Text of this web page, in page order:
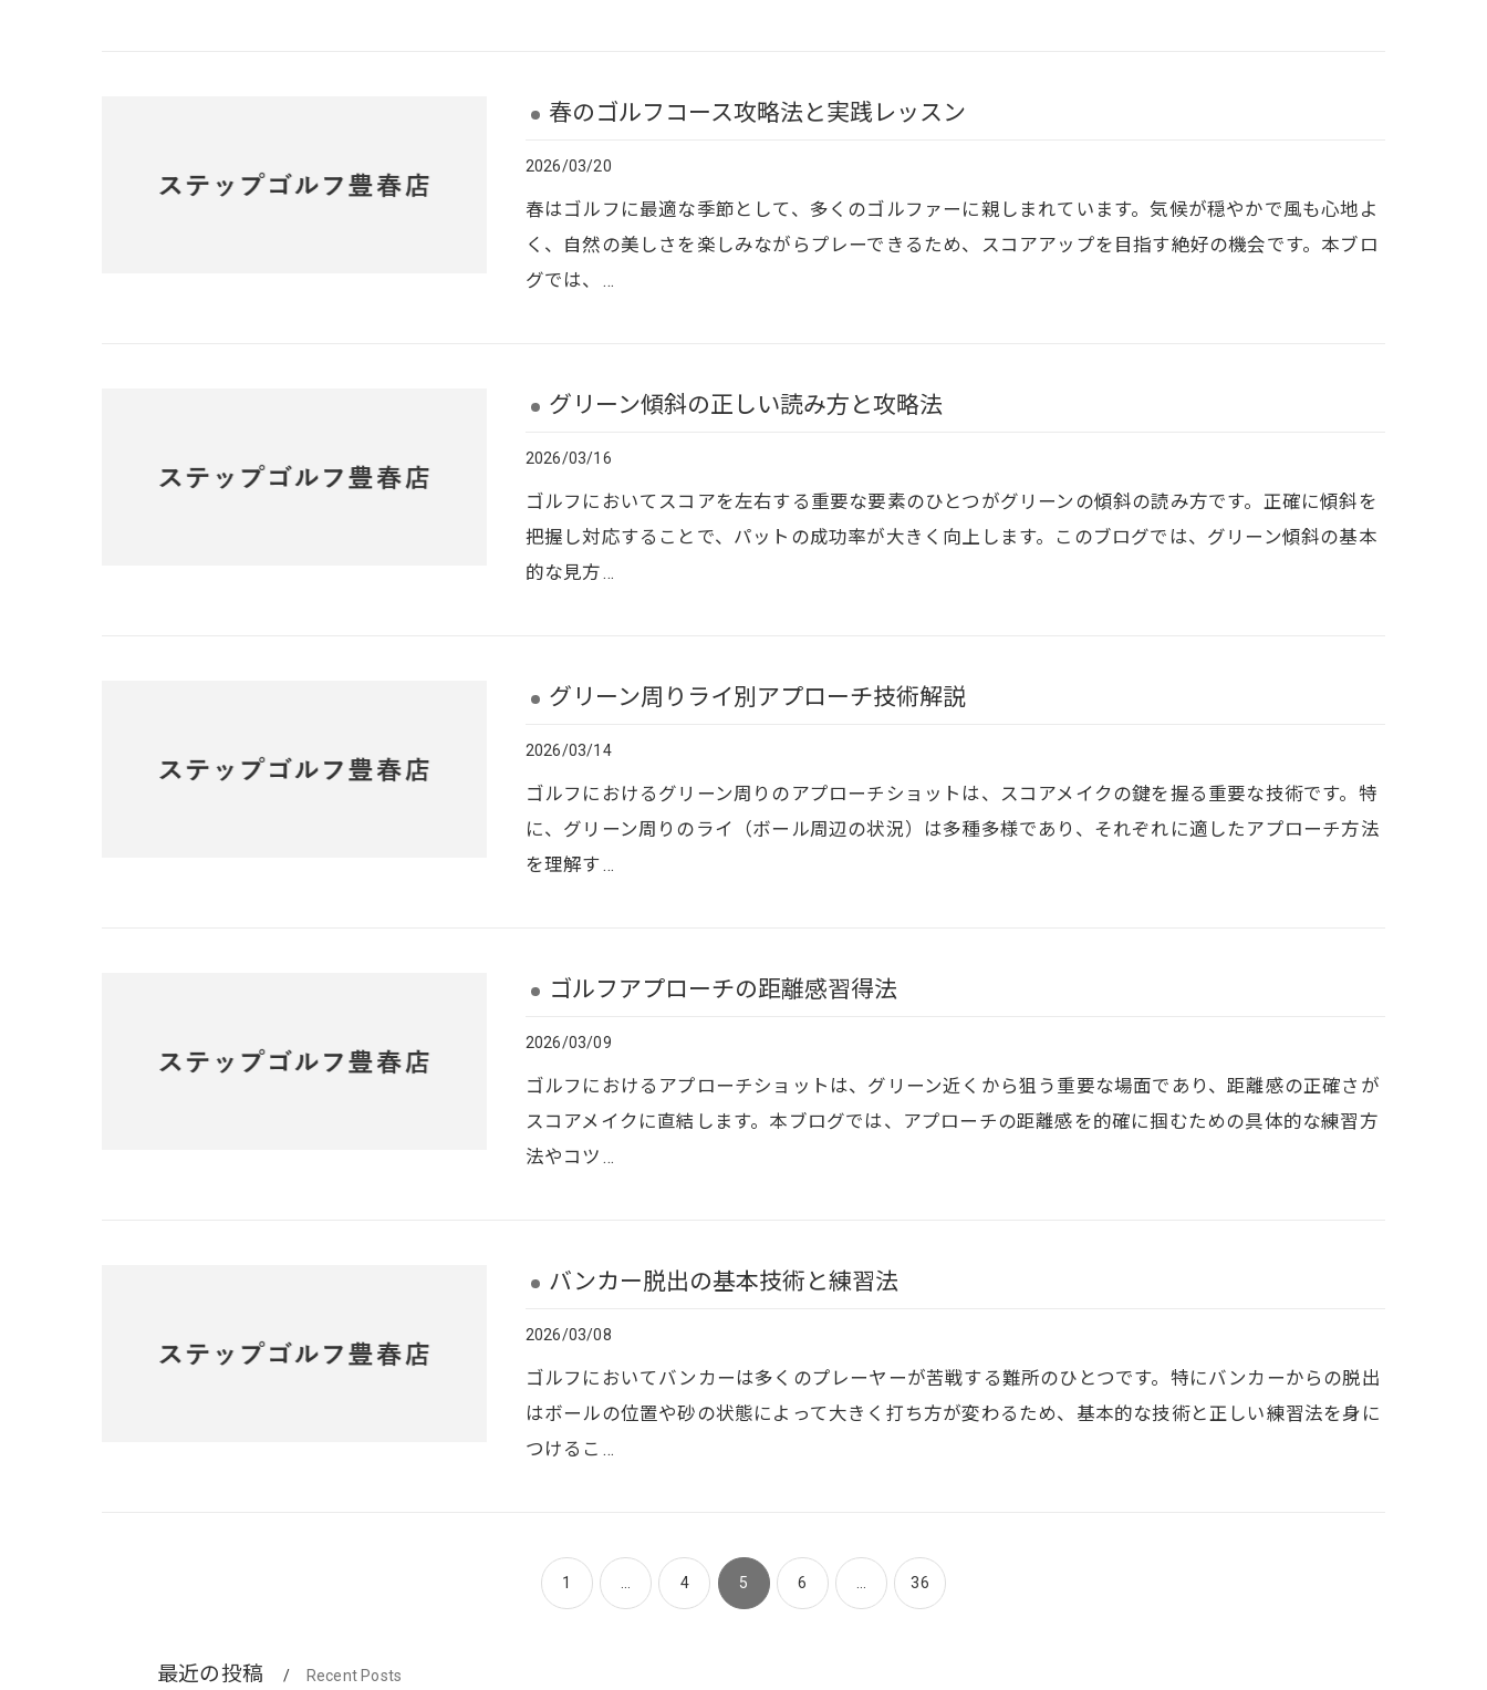
春のゴルフコース攻略法と実践レッスン
2026/03/20
春はゴルフに最適な季節として、多くのゴルファーに親しまれています。気候が穏やかで風も心地よ
く、自然の美しさを楽しみながらプレーできるため、スコアアップを目指す絶好の機会です。本ブロ
グでは、…
グリーン傾斜の正しい読み方と攻略法
2026/03/16
ゴルフにおいてスコアを左右する重要な要素のひとつがグリーンの傾斜の読み方です。正確に傾斜を
把握し対応することで、パットの成功率が大きく向上します。このブログでは、グリーン傾斜の基本
的な見方…
グリーン周りライ別アプローチ技術解説
2026/03/14
ゴルフにおけるグリーン周りのアプローチショットは、スコアメイクの鍵を握る重要な技術です。特
に、グリーン周りのライ（ボール周辺の状況）は多種多様であり、それぞれに適したアプローチ方法
を理解す…
ゴルフアプローチの距離感習得法
2026/03/09
ゴルフにおけるアプローチショットは、グリーン近くから狙う重要な場面であり、距離感の正確さが
スコアメイクに直結します。本ブログでは、アプローチの距離感を的確に掴むための具体的な練習方
法やコツ…
バンカー脱出の基本技術と練習法
2026/03/08
ゴルフにおいてバンカーは多くのプレーヤーが苦戦する難所のひとつです。特にバンカーからの脱出
はボールの位置や砂の状態によって大きく打ち方が変わるため、基本的な技術と正しい練習法を身に
つけるこ…
1 4 5 6 36
最近の投稿 Recent Posts